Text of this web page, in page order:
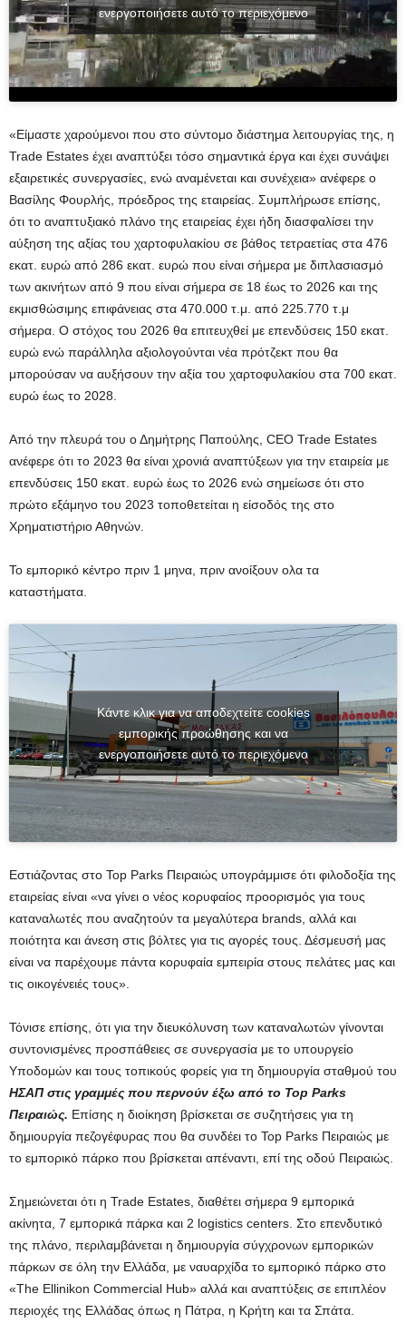
ενεργοποιήσετε αυτό το περιεχόμενο
«Είμαστε χαρούμενοι που στο σύντομο διάστημα λειτουργίας της, η
Trade Estates έχει αναπτύξει τόσο σημαντικά έργα και έχει συνάψει
εξαιρετικές συνεργασίες, ενώ αναμένεται και συνέχεια» ανέφερε ο
Βασίλης Φουρλής, πρόεδρος της εταιρείας. Συμπλήρωσε επίσης,
ότι το αναπτυξιακό πλάνο της εταιρείας έχει ήδη διασφαλίσει την
αύξηση της αξίας του χαρτοφυλακίου σε βάθος τετραετίας στα 476
εκατ. ευρώ από 286 εκατ. ευρώ που είναι σήμερα με διπλασιασμό
των ακινήτων από 9 που είναι σήμερα σε 18 έως το 2026 και της
εκμισθώσιμης επιφάνειας στα 470.000 τ.μ. από 225.770 τ.μ
σήμερα. Ο στόχος του 2026 θα επιτευχθεί με επενδύσεις 150 εκατ.
ευρώ ενώ παράλληλα αξιολογούνται νέα πρότζεκτ που θα
μπορούσαν να αυξήσουν την αξία του χαρτοφυλακίου στα 700 εκατ.
ευρώ έως το 2028.
Από την πλευρά του ο Δημήτρης Παπούλης, CEO Trade Estates
ανέφερε ότι το 2023 θα είναι χρονιά αναπτύξεων για την εταιρεία με
επενδύσεις 150 εκατ. ευρώ έως το 2026 ενώ σημείωσε ότι στο
πρώτο εξάμηνο του 2023 τοποθετείται η είσοδός της στο
Χρηματιστήριο Αθηνών.
Το εμπορικό κέντρο πριν 1 μηνα, πριν ανοίξουν ολα τα
καταστήματα.
Κάντε κλικ για να αποδεχτείτε cookies
εμπορικής προώθησης και να
ενεργοποιήσετε αυτό το περιεχόμενο
Εστιάζοντας στο Top Parks Πειραιώς υπογράμμισε ότι φιλοδοξία της
εταιρείας είναι «να γίνει ο νέος κορυφαίος προορισμός για τους
καταναλωτές που αναζητούν τα μεγαλύτερα brands, αλλά και
ποιότητα και άνεση στις βόλτες για τις αγορές τους. Δέσμευσή μας
είναι να παρέχουμε πάντα κορυφαία εμπειρία στους πελάτες μας και
τις οικογένειές τους».
Τόνισε επίσης, ότι για την διευκόλυνση των καταναλωτών γίνονται
συντονισμένες προσπάθειες σε συνεργασία με το υπουργείο
Υποδομών και τους τοπικούς φορείς για τη δημιουργία σταθμού του
ΗΣΑΠ στις γραμμές που περνούν έξω από το Top Parks
Πειραιώς. Επίσης η διοίκηση βρίσκεται σε συζητήσεις για τη
δημιουργία πεζογέφυρας που θα συνδέει το Top Parks Πειραιώς με
το εμπορικό πάρκο που βρίσκεται απέναντι, επί της οδού Πειραιώς.
Σημειώνεται ότι η Trade Estates, διαθέτει σήμερα 9 εμπορικά
ακίνητα, 7 εμπορικά πάρκα και 2 logistics centers. Στο επενδυτικό
της πλάνο, περιλαμβάνεται η δημιουργία σύγχρονων εμπορικών
πάρκων σε όλη την Ελλάδα, με ναυαρχίδα το εμπορικό πάρκο στο
«The Ellinikon Commercial Hub» αλλά και αναπτύξεις σε επιπλέον
περιοχές της Ελλάδας όπως η Πάτρα, η Κρήτη και τα Σπάτα.